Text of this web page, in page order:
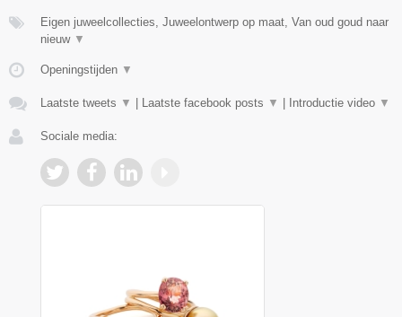
Eigen juweelcollecties, Juweelontwerp op maat, Van oud goud naar
nieuw ▼
Openingstijden ▼
Laatste tweets ▼ Laatste facebook posts ▼ Introductie video ▼
Sociale media: